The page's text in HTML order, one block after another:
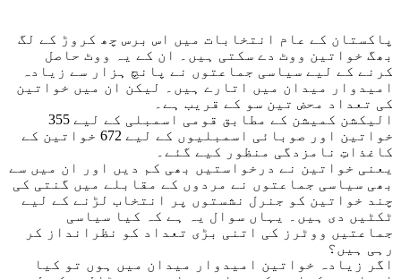
پاکستان کے عام انتخابات میں اس برس چھ کروڑ کے لگ
بھگ خواتین ووٹ دے سکتی ہیں۔ ان کے یہ ووٹ حاصل
کرنے کے لیے سیاسی جماعتوں نے پانچ ہزار سے زیادہ
امیدوار میدان میں اتارے ہیں۔ لیکن ان میں خواتین
کی تعداد محض تین سو کے قریب ہے۔
الیکشن کمیشن کے مطابق قومی اسمبلی کے لیے 355
خواتین اور صوبائی اسمبلیوں کے لیے 672 خواتین کے
کاغذاتِ نامزدگی منظور کیے گئے۔
یعنی خواتین نے درخواستیں بھی کم دیں اور ان میں سے
بھی سیاسی جماعتوں نے مردوں کے مقابلے میں گنتی کی
چند خواتین کو جنرل نشستوں پر انتخاب لڑنے کے لیے
ٹکٹیں دی ہیں۔ یہاں سوال یہ ہے کہ کیا سیاسی
جماعتیں ووٹرز کی اتنی بڑی تعداد کو نظرانداز کر
رہی ہیں؟
اگر زیادہ خواتین امیدوار میدان میں ہوں تو کیا